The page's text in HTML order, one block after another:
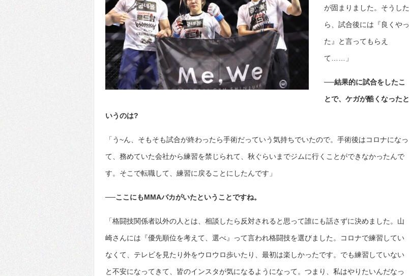
が固まりました。そうした
ら、試合後には『良くやっ
た』と言ってもらえ
て……」
──結果的に試合をしたこ
とで、ケガが酷くなったと
いうのは?
「う~ん、そもそも試合が終わったら手術だっていう気持ちでいたので。手術後はコロナになっ
て、務めていた会社から練習を禁じられて、秋ぐらいまでジムに行くことができなかったんで
す。そこで転職して、練習に戻ることにしたんです」
──ここにもMMAバカがいたということですね。
「格闘技関係者以外の人とは、相談したら反対されると思って誰にも話さずに決めました。山
崎さんには『優先順位を考えて、選べ』って言われ格闘技を選びました。コロナで練習してい
なくて、テレビを見たり外をウロウロ歩いたり、最初は楽しかったです。でも練習していない
と不安になってきて、皆のインスタが気になるようになって。つまり、私はやりたいんだなっ